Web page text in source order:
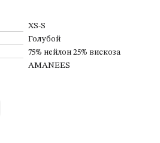
XS-S
Голубой
75% нейлон 25% вискоза
AMANEES